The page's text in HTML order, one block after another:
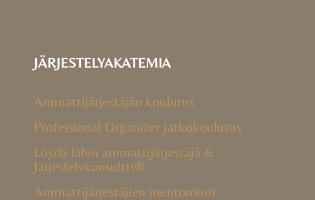
JÄRJESTELYAKATEMIA
Ammattijärjestäjän koulutus
Professional Organizer jatkokoulutus
Löydä lähin ammattijärjestäjä &
Järjestelykonsultti®
Ammattijärjestäjien mentorointi